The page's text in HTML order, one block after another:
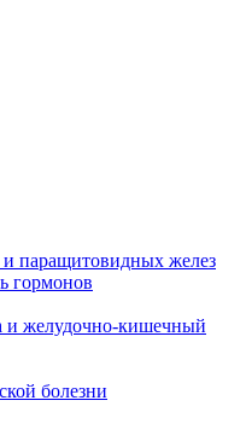
паращитовидных желез
гормонов
и желудочно-кишечный
болезни